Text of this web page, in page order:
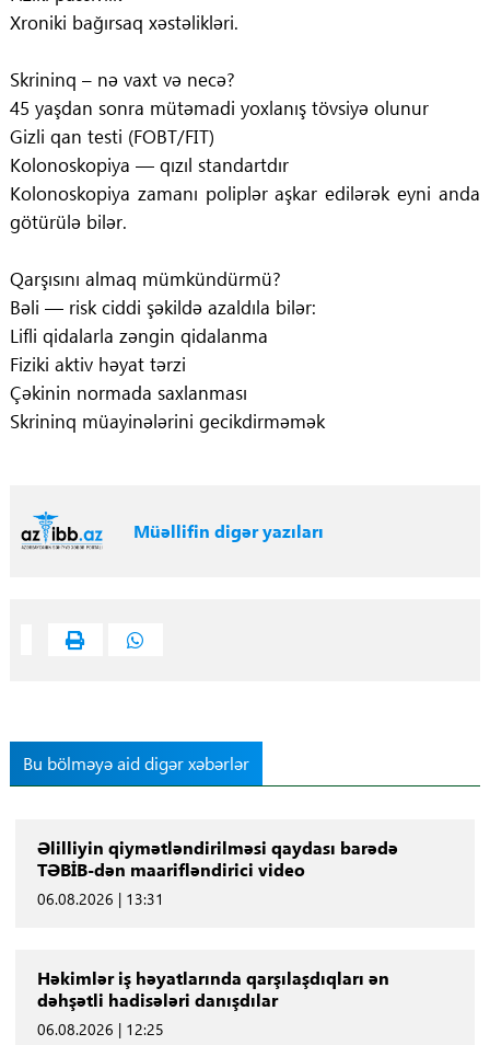
Xroniki bağırsaq xəstəlikləri.
Skrininq – nə vaxt və necə?
45 yaşdan sonra mütəmadi yoxlanış tövsiyə olunur
Gizli qan testi (FOBT/FIT)
Kolonoskopiya — qızıl standartdır
Kolonoskopiya zamanı poliplər aşkar edilərək eyni anda
götürülə bilər.
Qarşısını almaq mümkündürmü?
Bəli — risk ciddi şəkildə azaldıla bilər:
Lifli qidalarla zəngin qidalanma
Fiziki aktiv həyat tərzi
Çəkinin normada saxlanması
Skrininq müayinələrini gecikdirməmək
Müəllifin digər yazıları
Bu bölməyə aid digər xəbərlər
Əlilliyin qiymətləndirilməsi qaydası barədə
TƏBİB-dən maarifləndirici video
06.08.2026 | 13:31
Həkimlər iş həyatlarında qarşılaşdıqları ən
dəhşətli hadisələri danışdılar
06.08.2026 | 12:25